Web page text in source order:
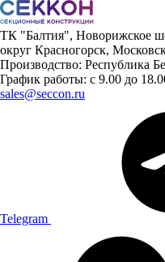
ТК "Балтия", Новорижское
округ Красногорск,
Производство: Республика
График работы: с 9.00 до
sales@seccon.ru
Telegram